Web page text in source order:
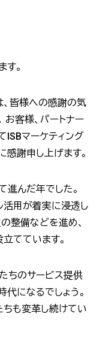
。
、皆様への感謝の気
客様、パートナー
ISBマーケティング
謝申し上げます。
んだ年でした。
活用が着実に浸透し
整備などを進め、
てています。
ちのサービス提供
になるでしょう。
ちも変革し続けてい